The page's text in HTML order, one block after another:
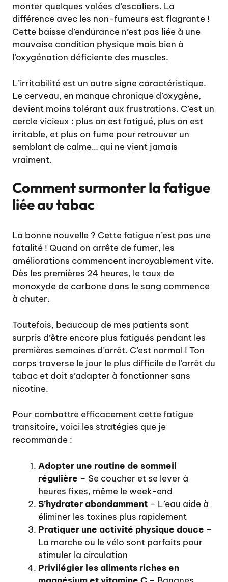
monter quelques volées d’escaliers. La
différence avec les non-fumeurs est flagrante !
Cette baisse d’endurance n’est pas liée à une
mauvaise condition physique mais bien à
l’oxygénation déficiente des muscles.
L’irritabilité est un autre signe caractéristique.
Le cerveau, en manque chronique d’oxygène,
devient moins tolérant aux frustrations. C’est un
cercle vicieux : plus on est fatigué, plus on est
irritable, et plus on fume pour retrouver un
semblant de calme… qui ne vient jamais
vraiment.
Comment surmonter la fatigue
liée au tabac
La bonne nouvelle ? Cette fatigue n’est pas une
fatalité ! Quand on arrête de fumer, les
améliorations commencent incroyablement vite.
Dès les premières 24 heures, le taux de
monoxyde de carbone dans le sang commence
à chuter.
Toutefois, beaucoup de mes patients sont
surpris d’être encore plus fatigués pendant les
premières semaines d’arrêt. C’est normal ! Ton
corps traverse le jour le plus difficile de l’arrêt du
tabac et doit s’adapter à fonctionner sans
nicotine.
Pour combattre efficacement cette fatigue
transitoire, voici les stratégies que je
recommande :
Adopter une routine de sommeil
régulière – Se coucher et se lever à
heures fixes, même le week-end
S’hydrater abondamment – L’eau aide à
éliminer les toxines plus rapidement
Pratiquer une activité physique douce –
La marche ou le vélo sont parfaits pour
stimuler la circulation
Privilégier les aliments riches en